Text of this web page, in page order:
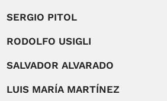
SERGIO PITOL
RODOLFO USIGLI
SALVADOR ALVARADO
LUIS MARÍA MARTÍNEZ